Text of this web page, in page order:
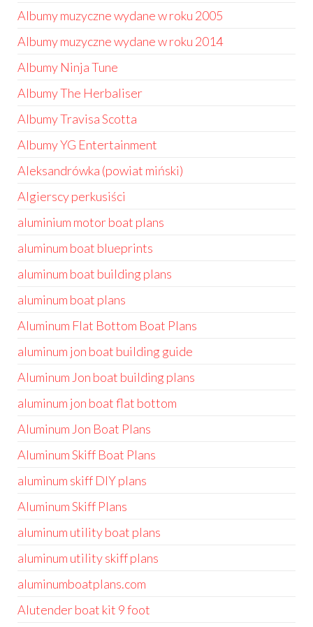
Albumy muzyczne wydane w roku 2005
Albumy muzyczne wydane w roku 2014
Albumy Ninja Tune
Albumy The Herbaliser
Albumy Travisa Scotta
Albumy YG Entertainment
Aleksandrówka (powiat miński)
Algierscy perkusiści
aluminium motor boat plans
aluminum boat blueprints
aluminum boat building plans
aluminum boat plans
Aluminum Flat Bottom Boat Plans
aluminum jon boat building guide
Aluminum Jon boat building plans
aluminum jon boat flat bottom
Aluminum Jon Boat Plans
Aluminum Skiff Boat Plans
aluminum skiff DIY plans
Aluminum Skiff Plans
aluminum utility boat plans
aluminum utility skiff plans
aluminumboatplans.com
Alutender boat kit 9 foot